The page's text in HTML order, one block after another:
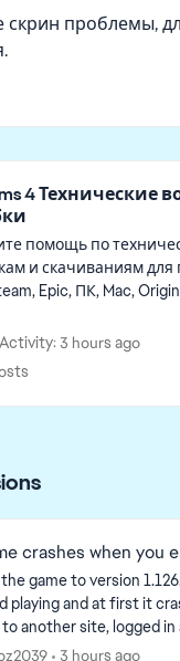
скрин проблемы,
4 Технические
помощь по
и скачиваниям
Epic, ПК, Mac,
3 hours ago
crashes when you
game to version
playing and at first it
another site, logged in
was fine, exited without
3 hours ago